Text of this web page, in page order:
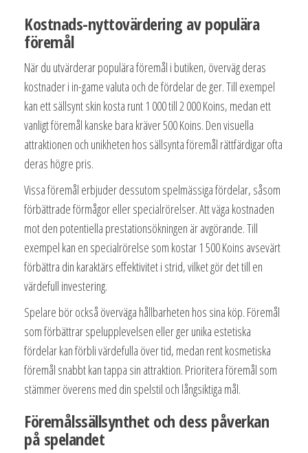
Kostnads-nyttovärdering av populära
föremål
När du utvärderar populära föremål i butiken, överväg deras
kostnader i in-game valuta och de fördelar de ger. Till exempel
kan ett sällsynt skin kosta runt 1 000 till 2 000 Koins, medan ett
vanligt föremål kanske bara kräver 500 Koins. Den visuella
attraktionen och unikheten hos sällsynta föremål rättfärdigar ofta
deras högre pris.
Vissa föremål erbjuder dessutom spelmässiga fördelar, såsom
förbättrade förmågor eller specialrörelser. Att väga kostnaden
mot den potentiella prestationsökningen är avgörande. Till
exempel kan en specialrörelse som kostar 1 500 Koins avsevärt
förbättra din karaktärs effektivitet i strid, vilket gör det till en
värdefull investering.
Spelare bör också överväga hållbarheten hos sina köp. Föremål
som förbättrar spelupplevelsen eller ger unika estetiska
fördelar kan förbli värdefulla över tid, medan rent kosmetiska
föremål snabbt kan tappa sin attraktion. Prioritera föremål som
stämmer överens med din spelstil och långsiktiga mål.
Föremålssällsynthet och dess påverkan
på spelandet